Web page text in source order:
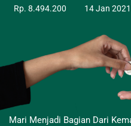
Rp. 8.494.200 14 Jan 2021
Mari Menjadi Bagian Dari